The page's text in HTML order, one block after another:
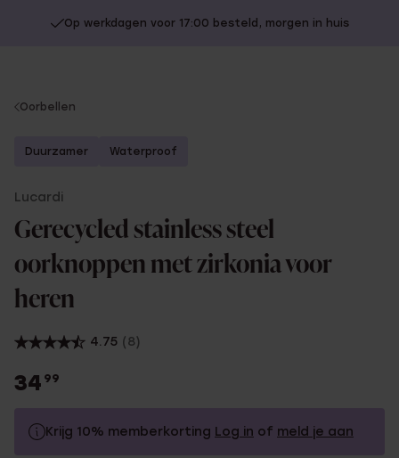
Op werkdagen voor 17:00 besteld, morgen in huis
You
here:
Oorbellen
Duurzamer Waterproof
Lucardi
Gerecycled stainless steel
oorknoppen met zirkonia voor
heren
4.75 (8)
34 99
Krijg 10% memberkorting Log in of meld je aan